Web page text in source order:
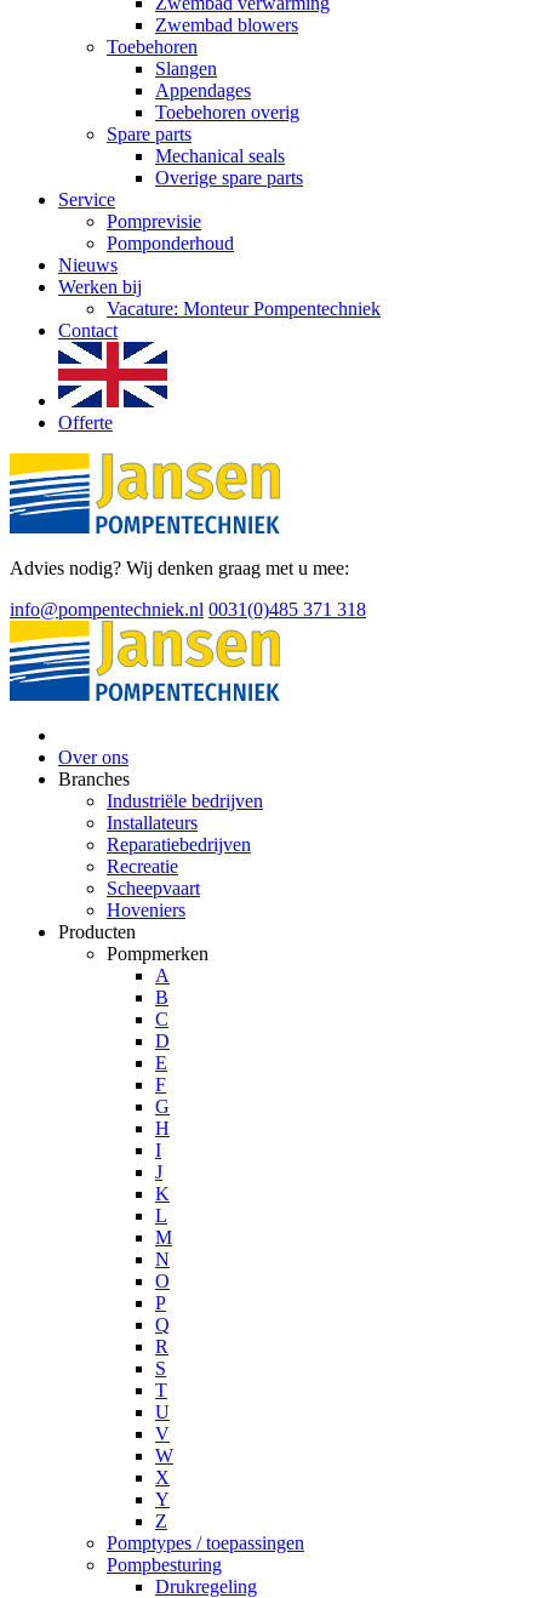
Zwembad blowers
Toebehoren
Slangen
Appendages
Toebehoren overig
Spare parts
Mechanical seals
Overige spare parts
Service
Pomprevisie
Pomponderhoud
Nieuws
Werken bij
Vacature: Monteur Pompentechniek
Contact
Offerte
Advies nodig? Wij denken graag met u mee:
info@pompentechniek.nl 0031(0)485 371 318
Over ons
Branches
Industriële bedrijven
Installateurs
Reparatiebedrijven
Recreatie
Scheepvaart
Hoveniers
Producten
Pompmerken
A
B
C
D
E
F
G
H
I
J
K
L
M
N
O
P
Q
R
S
T
U
V
W
X
Y
Z
Pomptypes / toepassingen
Pompbesturing
Drukregeling